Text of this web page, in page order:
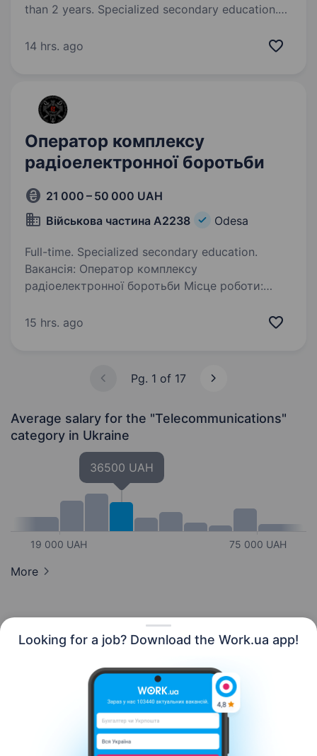
Looking for a job? Download the Work.ua app!
than 2 years. Specialized secondary education.
в пошуках спеціалістів у сфері
Навички штробління, монтажу кабельних трас,
електрощитів,…
14 hrs. ago
Оператор комплексу
радіоелектронної боротьби
21 000 – 50 000 UAH
Військова частина А2238
Odesa
Full-time. Specialized secondary education.
Вакансія: Оператор комплексу
радіоелектронної боротьби Місце роботи:
вакансії: Ми шукаємо кандидата на посаду
15 hrs. ago
Pg. 1 of 17
Average salary for the "Telecommunications"
category in Ukraine
19 000 UAH
36500 UAH
75 000 UAH
More